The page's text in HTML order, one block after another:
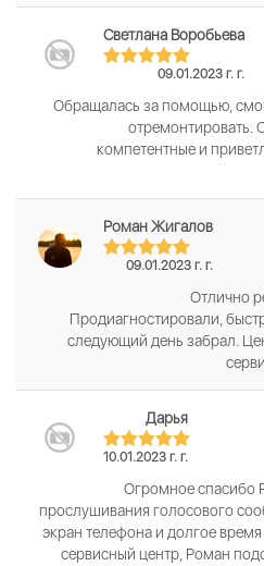
Светлана Воробьева
09.01.2023 г. г.
Обращалась за помощью,
отремонтировать.
компетентные и
Роман Жигалов
09.01.2023 г. г.
Отлично
Продиагностировали,
следующий день забрал.
Дарья
10.01.2023 г. г.
Огромное спасибо
прослушивания голосового
экран телефона и долгое
сервисный центр, Роман